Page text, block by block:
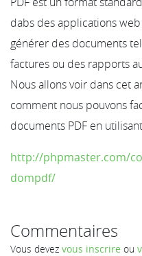
dabs des applications
générer des documents
factures ou des rapports
Nous allons voir dans cet
comment nous pouvons
documents PDF en
http://phpmaster.com/
dompdf/
Commentaires
Vous devez vous inscrire ou